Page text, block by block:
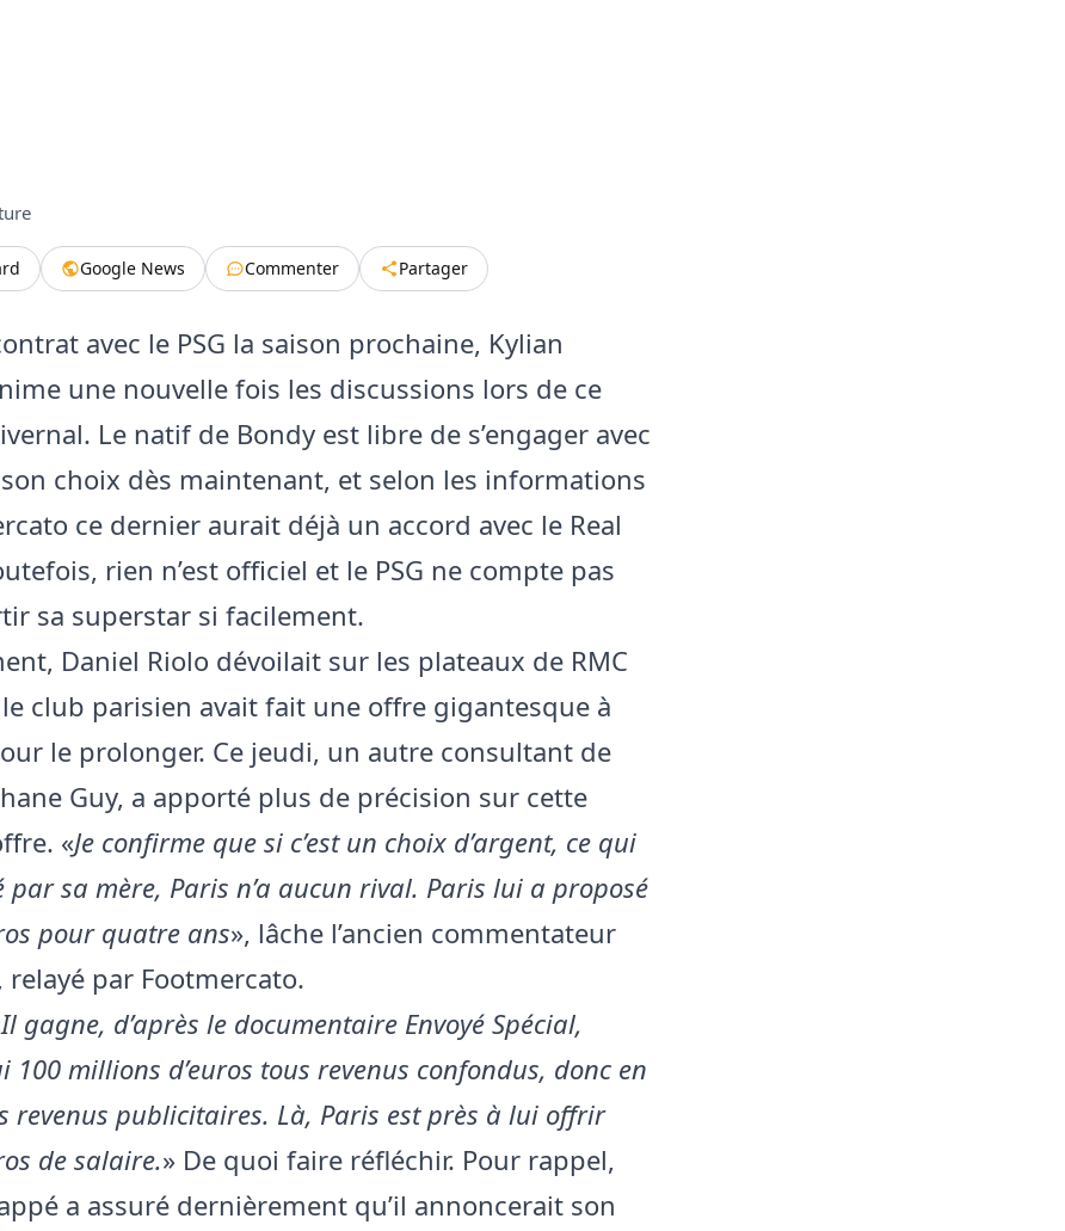
Google News Commenter Partager
avec le PSG la saison prochaine, Kylian
une nouvelle fois les discussions lors de ce
Le natif de Bondy est libre de s’engager avec
choix dès maintenant, et selon les informations
ce dernier aurait déjà un accord avec le Real
rien n’est officiel et le PSG ne compte pas
sa superstar si facilement.
Daniel Riolo dévoilait sur les plateaux de RMC
club parisien avait fait une offre gigantesque à
le prolonger. Ce jeudi, un autre consultant de
Guy, a apporté plus de précision sur cette
«Je confirme que si c’est un choix d’argent, ce qui
par sa mère, Paris n’a aucun rival. Paris lui a proposé
pour quatre ans», lâche l’ancien commentateur
relayé par Footmercato.
Il gagne, d’après le documentaire Envoyé Spécial,
100 millions d’euros tous revenus confondus, donc en
revenus publicitaires. Là, Paris est près à lui offrir
de salaire.» De quoi faire réfléchir. Pour rappel,
a assuré dernièrement qu’il annoncerait son